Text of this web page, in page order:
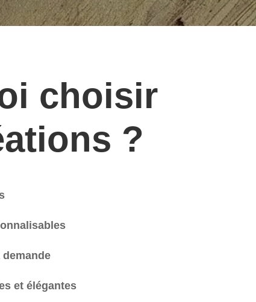
choisir
?
et élégantes